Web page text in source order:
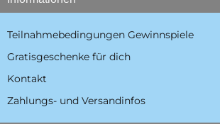
Teilnahmebedingungen Gewinnspiele
Gratisgeschenke für dich
Kontakt
Zahlungs- und Versandinfos